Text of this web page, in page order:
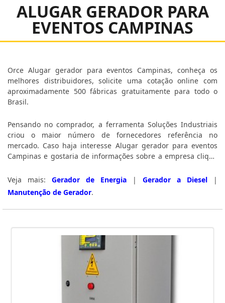
ALUGAR GERADOR PARA
EVENTOS CAMPINAS
Orce Alugar gerador para eventos Campinas, conheça os
melhores distribuidores, solicite uma cotação online com
aproximadamente 500 fábricas gratuitamente para todo o
Brasil.
Pensando no comprador, a ferramenta Soluções Industriais
criou o maior número de fornecedores referência no
mercado. Caso haja interesse Alugar gerador para eventos
Campinas e gostaria de informações sobre a empresa clique
Veja mais: Gerador de Energia | Gerador a Diesel |
Manutenção de Gerador.